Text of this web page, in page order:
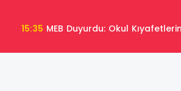
15:35 MEB Duyurdu: Okul